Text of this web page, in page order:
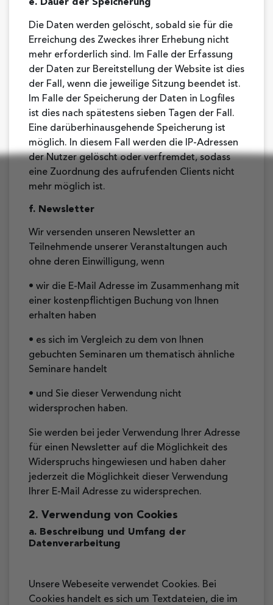
e. Dauer der Speicherung
Die Daten werden gelöscht, sobald sie für die
Erreichung des Zweckes ihrer Erhebung nicht
mehr erforderlich sind. Im Falle der Erfassung
der Daten zur Bereitstellung der Website ist dies
der Fall, wenn die jeweilige Sitzung beendet ist.
Im Falle der Speicherung der Daten in Logfiles
ist dies nach spätestens sieben Tagen der Fall.
Eine darüberhinausgehende Speicherung ist
möglich. In diesem Fall werden die IP-Adressen
der Nutzer gelöscht oder verfremdet, sodass
eine Zuordnung des aufrufenden Clients nicht
mehr möglich ist.
f. Newsletter
Wir versenden unseren Newsletter an
Teilnehmende unserer Veranstaltungen auch
ohne deren Einwilligung, wenn
• wir die E-Mail Adresse im Zusammenhang mit
einer kostenpflichtigen Buchung von Ihnen
erhalten haben
• es sich im Vergleich zu dem von Ihnen
gebuchten Seminaren um thematisch ähnliche
Seminare handelt
• und Sie dieser Verwendung nicht
widersprochen haben.
Sie werden bei jeder Verwendung Ihrer Adresse
für einen Newsletter auf die Möglichkeit des
Widerspruchs hingewiesen und haben daher
jederzeit die Möglichkeit dieser Verwendung
Ihrer E-Mail Adresse zu widersprechen.
2. Verwendung von Cookies
a. Beschreibung und Umfang der
Datenverarbeitung
Unsere Webeseite verwendet Cookies. Bei
Cookies handelt es sich um Textdateien, die im